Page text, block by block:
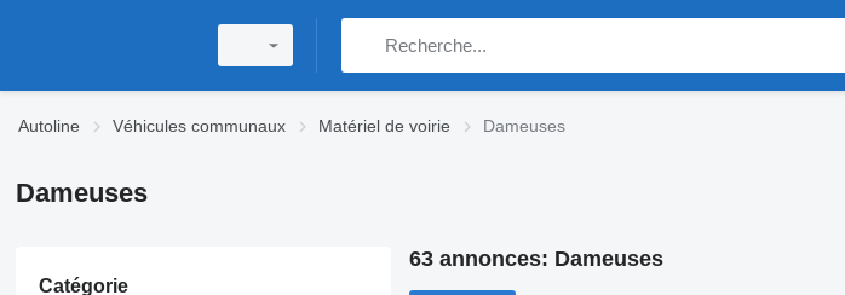
Autoline Véhicules communaux Matériel de voirie Dameuses
Dameuses
Catégorie
63 annonces: Dameuses